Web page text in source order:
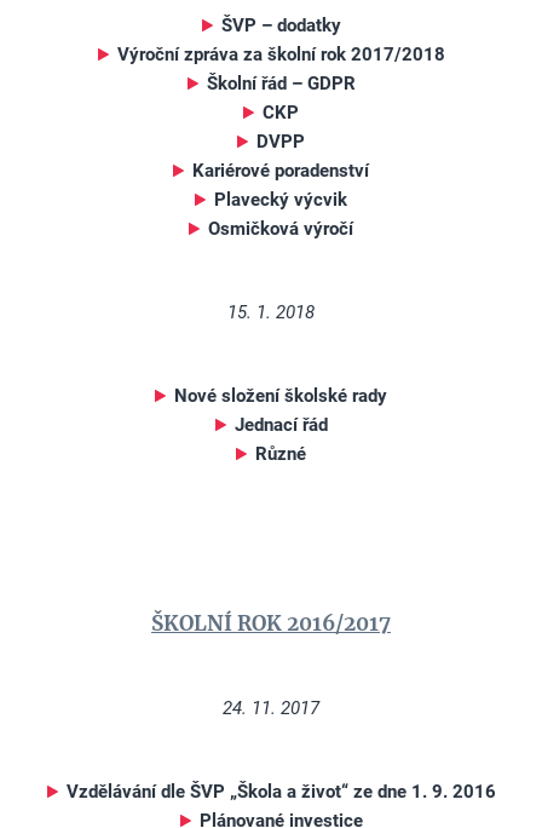
ŠVP – dodatky
Výroční zpráva za školní rok 2017/2018
Školní řád – GDPR
CKP
DVPP
Kariérové poradenství
Plavecký výcvik
Osmičková výročí
15. 1. 2018
Nové složení školské rady
Jednací řád
Různé
ŠKOLNÍ ROK 2016/2017
24. 11. 2017
Vzdělávání dle ŠVP „Škola a život“ ze dne 1. 9. 2016
Plánované investice